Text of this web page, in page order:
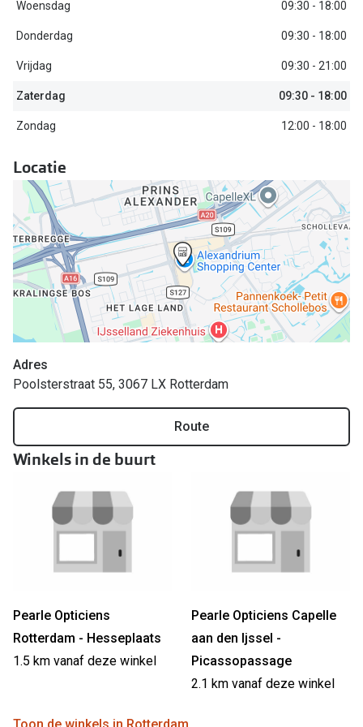
Merken
Ray-Ban
DbyD
Michael Kors
Emporio Armani
Unofficial
Oakley
Ralph Lauren
Burberry
Alle brillen merken
Online bril kopen in maar 4 stappen
Soorten brillenglazen
Bril online passen
Brillentrends
Zorgvergoeding brillen
Alles over brillen
Biofinity
Dailies
Alle
Lenzen
Alles
Woensdag 09:30 - 18:00
Donderdag 09:30 - 18:00
Vrijdag 09:30 - 21:00
Zaterdag 09:30 - 18:00
Zondag 12:00 - 18:00
Locatie
Adres
Poolsterstraat 55, 3067 LX Rotterdam
Route
Winkels in de buurt
Pearle Opticiens
Rotterdam - Hesseplaats
1.5 km vanaf deze winkel
Pearle Opticiens Capelle
aan den Ijssel -
Picassopassage
2.1 km vanaf deze winkel